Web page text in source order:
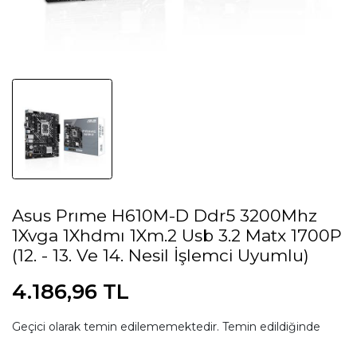
Asus Prıme H610M-D Ddr5 3200Mhz
1Xvga 1Xhdmı 1Xm.2 Usb 3.2 Matx 1700P
(12. - 13. Ve 14. Nesil İşlemci Uyumlu)
4.186,96 TL
Geçici olarak temin edilememektedir. Temin edildiğinde